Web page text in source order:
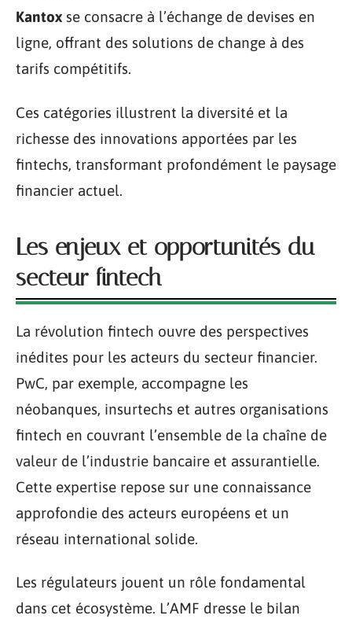
Kantox se consacre à l’échange de devises en
ligne, offrant des solutions de change à des
tarifs compétitifs.
Ces catégories illustrent la diversité et la
richesse des innovations apportées par les
fintechs, transformant profondément le paysage
financier actuel.
Les enjeux et opportunités du
secteur fintech
La révolution fintech ouvre des perspectives
inédites pour les acteurs du secteur financier.
PwC, par exemple, accompagne les
néobanques, insurtechs et autres organisations
fintech en couvrant l’ensemble de la chaîne de
valeur de l’industrie bancaire et assurantielle.
Cette expertise repose sur une connaissance
approfondie des acteurs européens et un
réseau international solide.
Les régulateurs jouent un rôle fondamental
dans cet écosystème. L’AMF dresse le bilan